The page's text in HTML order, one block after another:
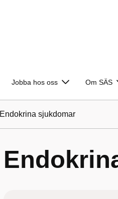
Jobba hos oss Om SÄS
Endokrina sjukdomar